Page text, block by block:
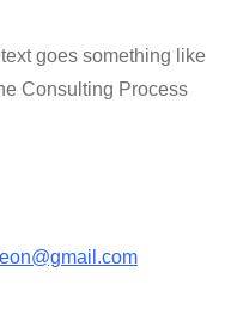
goes something like
Consulting Process